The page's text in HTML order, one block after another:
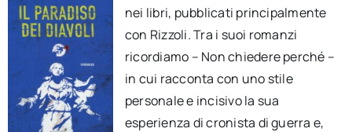
nei libri, pubblicati principalmente
con Rizzoli. Tra i suoi romanzi
ricordiamo – Non chiedere perché –
in cui racconta con uno stile
personale e incisivo la sua
esperienza di cronista di guerra e,